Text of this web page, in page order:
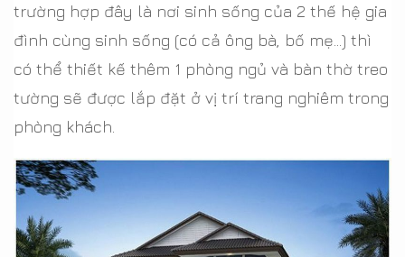
trường hợp đây là nơi sinh sống của 2 thế hệ gia
đình cùng sinh sống (có cả ông bà, bố mẹ…) thì
có thể thiết kế thêm 1 phòng ngủ và bàn thờ treo
tường sẽ được lắp đặt ở vị trí trang nghiêm trong
phòng khách.